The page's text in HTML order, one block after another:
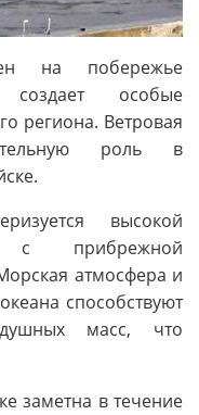
на побережье
особые
региона. Ветровая
роль в
высокой
с прибрежной
атмосфера и
способствуют
масс, что
заметна в течение